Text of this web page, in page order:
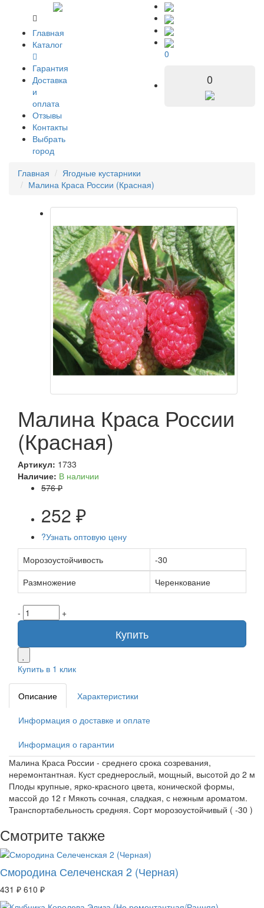
Главная
Каталог
Гарантия
Доставка
и
оплата
Отзывы
Контакты
Выбрать
город
0
0
Главная
Ягодные кустарники
Малина Краса России (Красная)
Малина Краса России
(Красная)
Артикул: 1733
Наличие: В наличии
576 ₽
252 ₽
?Узнать оптовую цену
Морозоустойчивость
-30
Размножение
Черенкование
- +
Купить
Купить в 1 клик
Описание Характеристики
Информация о доставке и оплате
Информация о гарантии
Малина Краса России - среднего срока созревания,
неремонтантная. Куст среднерослый, мощный, высотой до 2 м
Плоды крупные, ярко-красного цвета, конической формы,
массой до 12 г Мякоть сочная, сладкая, с нежным ароматом.
Транспортабельность средняя. Сорт морозоустойчивый ( -30 )
Смотрите также
Смородина Селеченская 2 (Черная)
431 ₽ 610 ₽